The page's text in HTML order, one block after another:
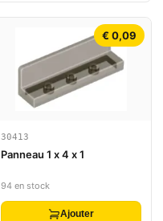
€ 0,09
30413
Panneau 1 x 4 x 1
94 en stock
Ajouter